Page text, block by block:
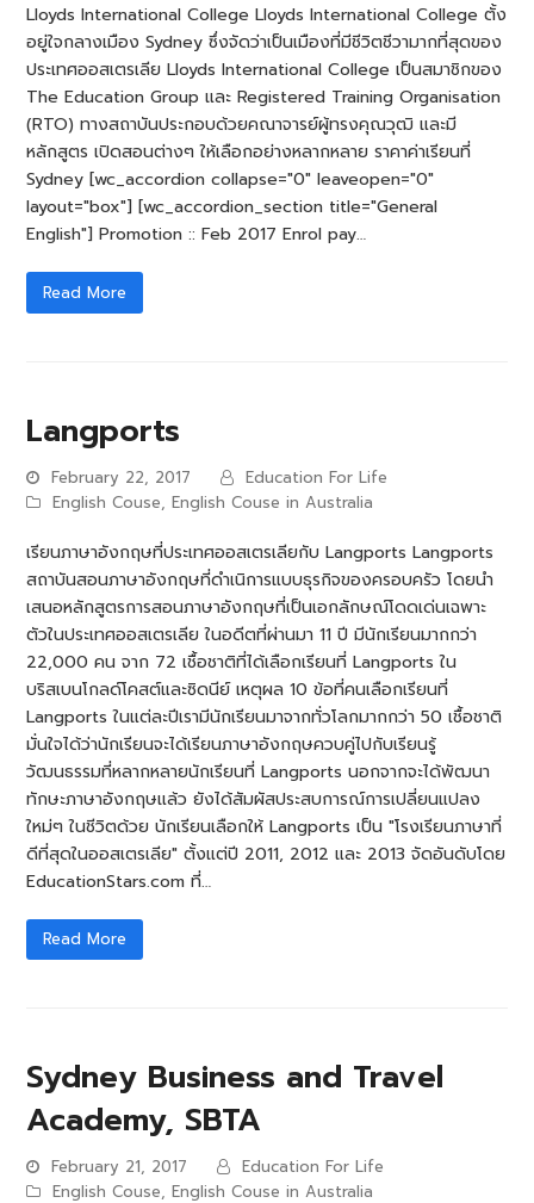
Lloyds International College Lloyds International College ตั้ง
อยู่ใจกลางเมือง Sydney ซึ่งจัดว่าเป็นเมืองที่มีชีวิตชีวามากที่สุดของ
ประเทศออสเตรเลีย Lloyds International College เป็นสมาชิกของ
The Education Group และ Registered Training Organisation
(RTO) ทางสถาบันประกอบด้วยคณาจารย์ผู้ทรงคุณวุฒิ และมี
หลักสูตร เปิดสอนต่างๆ ให้เลือกอย่างหลากหลาย ราคาค่าเรียนที่
Sydney [wc_accordion collapse="0" leaveopen="0"
layout="box"] [wc_accordion_section title="General
English"] Promotion :: Feb 2017 Enrol pay…
Read More
Langports
February 22, 2017
Education For Life
English Couse,English Couse in Australia
เรียนภาษาอังกฤษที่ประเทศออสเตรเลียกับ Langports Langports
สถาบันสอนภาษาอังกฤษที่ดำเนิการแบบธุรกิจของครอบครัว โดยนำ
เสนอหลักสูตรการสอนภาษาอังกฤษที่เป็นเอกลักษณ์โดดเด่นเฉพาะ
ตัวในประเทศออสเตรเลีย ในอดีตที่ผ่านมา 11 ปี มีนักเรียนมากกว่า
22,000 คน จาก 72 เชื้อชาติที่ได้เลือกเรียนที่ Langports ใน
บริสเบนโกลด์โคสต์และซิดนีย์ เหตุผล 10 ข้อที่คนเลือกเรียนที่
Langports ในแต่ละปีเรามีนักเรียนมาจากทั่วโลกมากกว่า 50 เชื้อชาติ
มั่นใจได้ว่านักเรียนจะได้เรียนภาษาอังกฤษควบคู่ไปกับเรียนรู้
วัฒนธรรมที่หลากหลายนักเรียนที่ Langports นอกจากจะได้พัฒนา
ทักษะภาษาอังกฤษแล้ว ยังได้สัมผัสประสบการณ์การเปลี่ยนแปลง
ใหม่ๆ ในชีวิตด้วย นักเรียนเลือกให้ Langports เป็น "โรงเรียนภาษาที่
ดีที่สุดในออสเตรเลีย" ตั้งแต่ปี 2011, 2012 และ 2013 จัดอันดับโดย
EducationStars.com ที่…
Read More
Sydney Business and Travel
Academy, SBTA
February 21, 2017
Education For Life
English Couse,English Couse in Australia